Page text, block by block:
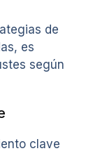
de
es
según
clave